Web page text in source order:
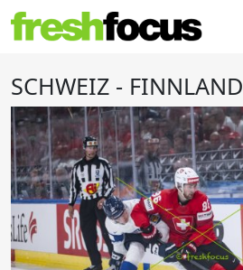
SCHWEIZ - FINNLAND